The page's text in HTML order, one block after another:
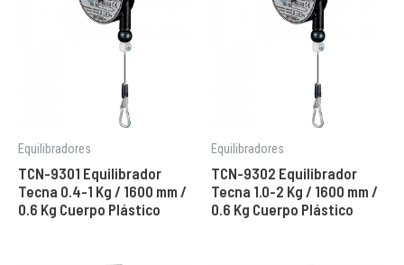
Equilibradores
TCN-9301 Equilibrador
Tecna 0.4-1 Kg / 1600 mm /
0.6 Kg Cuerpo Plástico
Equilibradores
TCN-9302 Equilibrador
Tecna 1.0-2 Kg / 1600 mm /
0.6 Kg Cuerpo Plástico